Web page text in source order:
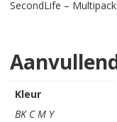
SecondLife –
Kleur
BK C M Y